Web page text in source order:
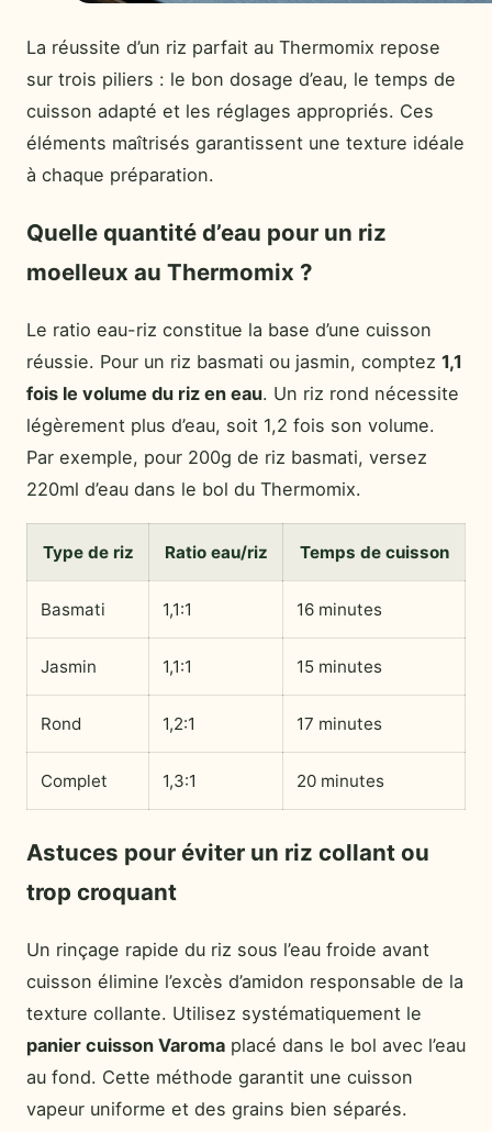
La réussite d’un riz parfait au Thermomix repose
sur trois piliers : le bon dosage d’eau, le temps de
cuisson adapté et les réglages appropriés. Ces
éléments maîtrisés garantissent une texture idéale
à chaque préparation.
Quelle quantité d’eau pour un riz
moelleux au Thermomix ?
Le ratio eau-riz constitue la base d’une cuisson
réussie. Pour un riz basmati ou jasmin, comptez 1,1
fois le volume du riz en eau. Un riz rond nécessite
légèrement plus d’eau, soit 1,2 fois son volume.
Par exemple, pour 200g de riz basmati, versez
220ml d’eau dans le bol du Thermomix.
Type de riz Ratio eau/riz Temps de cuisson
Basmati 1,1:1 16 minutes
Jasmin 1,1:1 15 minutes
Rond 1,2:1 17 minutes
Complet 1,3:1 20 minutes
Astuces pour éviter un riz collant ou
trop croquant
Un rinçage rapide du riz sous l’eau froide avant
cuisson élimine l’excès d’amidon responsable de la
texture collante. Utilisez systématiquement le
panier cuisson Varoma placé dans le bol avec l’eau
au fond. Cette méthode garantit une cuisson
vapeur uniforme et des grains bien séparés.